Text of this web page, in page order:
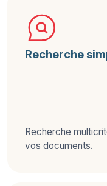
Recherche
Recherche
vos documents.